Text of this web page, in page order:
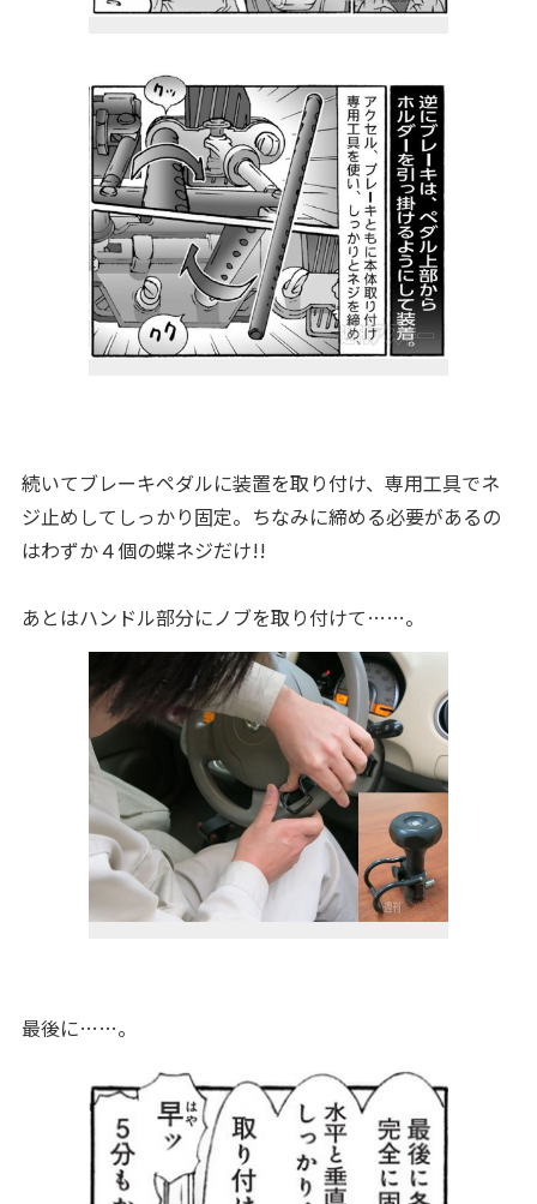
続いてブレーキペダルに装置を取り付け、専用工具でネ
ジ止めしてしっかり固定。ちなみに締める必要があるの
はわずか４個の蝶ネジだけ!!
あとはハンドル部分にノブを取り付けて……。
最後に……。